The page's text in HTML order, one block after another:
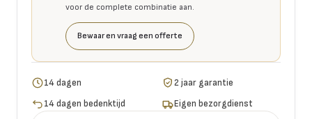
voor de complete combinatie aan.
Bewaar en vraag een offerte
14 dagen
2 jaar garantie
14 dagen bedenktijd
Eigen bezorgdienst